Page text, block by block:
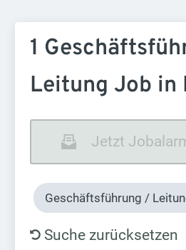
1
Leitung Job in
Jetzt
Geschäftsführung /
Suche zurücksetzen